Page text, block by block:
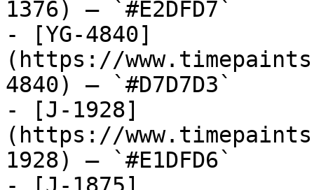
1376) — `#E2DFD7`
- [YG-4840]
(https://
4840) — `#D7D7D3`
- [J-1928]
(https://
1928) — `#E1DFD6`